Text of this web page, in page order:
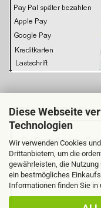
Diese Webseite
Technologien
Wir verwenden Cookies
Drittanbietern, um die
gewährleisten, die
ein bestmögliches
Informationen finden Sie in
BITTE BEACHTEN SIE: